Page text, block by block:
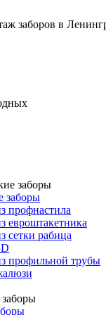
заборов в
заборы
профнастила
евроштакетника
сетки рабица
профильной трубы